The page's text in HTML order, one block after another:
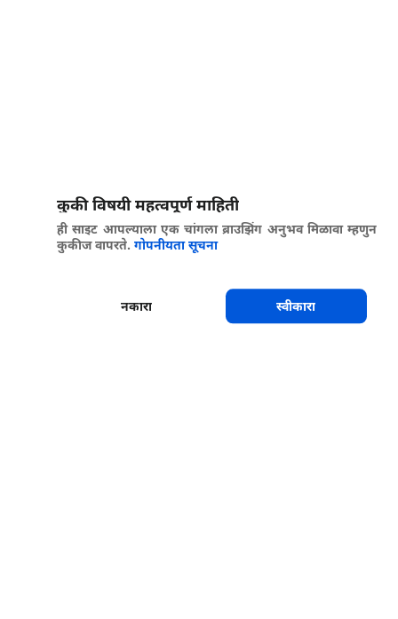
कुकी विषयी महत्वपूर्ण माहिती
ही साइट आपल्याला एक चांगला ब्राउझिंग अनुभव मिळावा म्हणुन
कुकीज वापरते. गोपनीयता सूचना
नकारा स्वीकारा